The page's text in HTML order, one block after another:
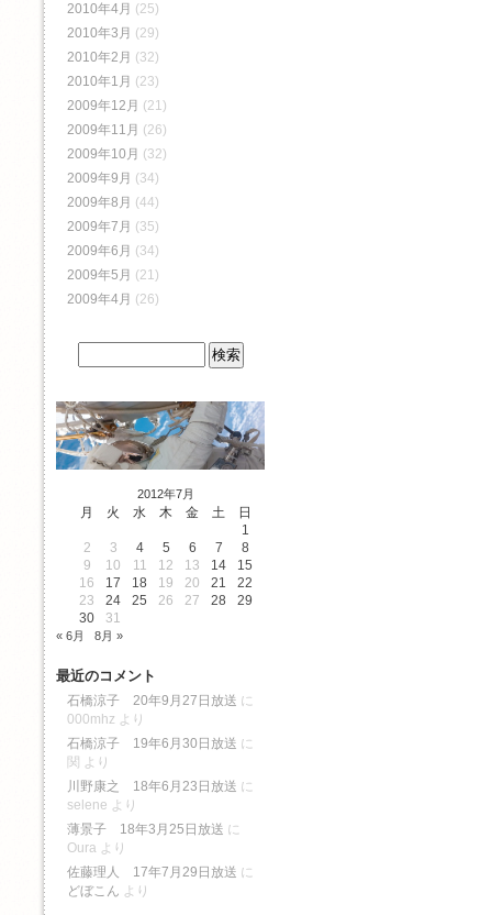
2010年4月 (25)
2010年3月 (29)
2010年2月 (32)
2010年1月 (23)
2009年12月 (21)
2009年11月 (26)
2009年10月 (32)
2009年9月 (34)
2009年8月 (44)
2009年7月 (35)
2009年6月 (34)
2009年5月 (21)
2009年4月 (26)
2012年7月
月 火 水 木 金 土
日
1
2
3 4 5 6 7
8
9
10 11 12 13 14
15
16
17 18 19 20 21
22
23
24 25 26 27 28
29
30
31
« 6月 8月 »
最近のコメント
石橋涼子 20年9月27日放送 に
000mhz より
石橋涼子 19年6月30日放送 に
関 より
川野康之 18年6月23日放送 に
selene より
薄景子 18年3月25日放送 に
Oura より
佐藤理人 17年7月29日放送 に
どぼこん より